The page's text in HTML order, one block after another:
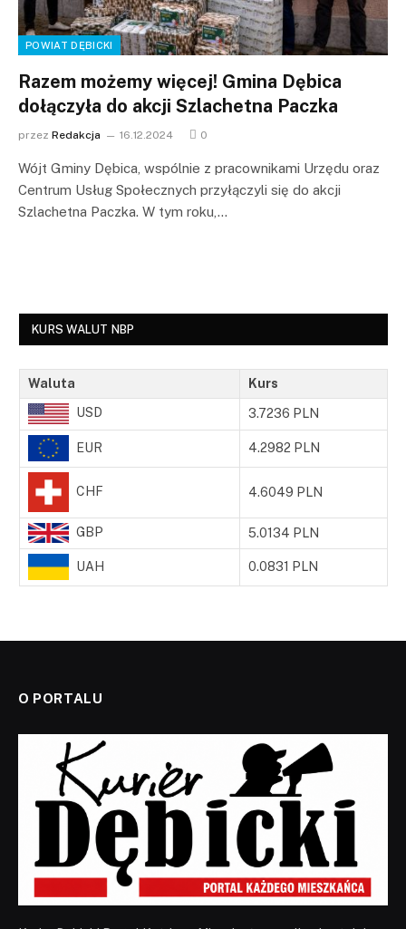
POWIAT DĘBICKI
Razem możemy więcej! Gmina Dębica
dołączyła do akcji Szlachetna Paczka
przez Redakcja 16.12.2024 0
Wójt Gminy Dębica, wspólnie z pracownikami Urzędu oraz
Centrum Usług Społecznych przyłączyli się do akcji
Szlachetna Paczka. W tym roku,…
KURS WALUT NBP
Waluta Kurs
USD 3.7236 PLN
EUR 4.2982 PLN
CHF 4.6049 PLN
GBP 5.0134 PLN
UAH 0.0831 PLN
O PORTALU